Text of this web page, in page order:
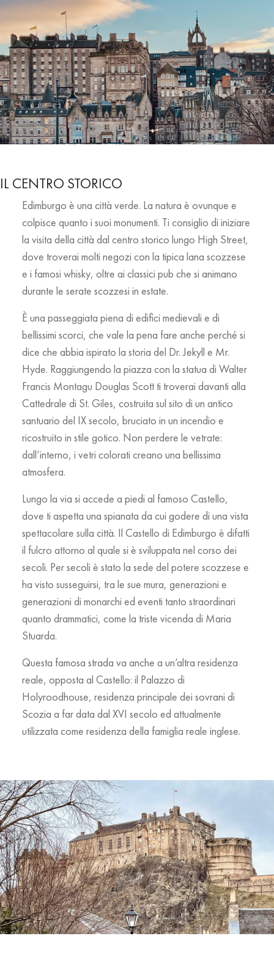
IL CENTRO STORICO
Edimburgo è una città verde. La natura è ovunque e
colpisce quanto i suoi monumenti. Ti consiglio di iniziare
la visita della città dal centro storico lungo High Street,
dove troverai molti negozi con la tipica lana scozzese
e i famosi whisky, oltre ai classici pub che si animano
durante le serate scozzesi in estate.
È una passeggiata piena di edifici medievali e di
bellissimi scorci, che vale la pena fare anche perché si
dice che abbia ispirato la storia del Dr. Jekyll e Mr.
Hyde. Raggiungendo la piazza con la statua di Walter
Francis Montagu Douglas Scott ti troverai davanti alla
Cattedrale di St. Giles, costruita sul sito di un antico
santuario del IX secolo, bruciato in un incendio e
ricostruito in stile gotico. Non perdere le vetrate:
dall’interno, i vetri colorati creano una bellissima
atmosfera.
Lungo la via si accede a piedi al famoso Castello,
dove ti aspetta una spianata da cui godere di una vista
spettacolare sulla città. Il Castello di Edimburgo è difatti
il fulcro attorno al quale si è sviluppata nel corso dei
secoli. Per secoli è stato la sede del potere scozzese e
ha visto susseguirsi, tra le sue mura, generazioni e
generazioni di monarchi ed eventi tanto straordinari
quanto drammatici, come la triste vicenda di Maria
Stuarda.
Questa famosa strada va anche a un’altra residenza
reale, opposta al Castello: il Palazzo di
Holyroodhouse, residenza principale dei sovrani di
Scozia a far data dal XVI secolo ed attualmente
utilizzata come residenza della famiglia reale inglese.